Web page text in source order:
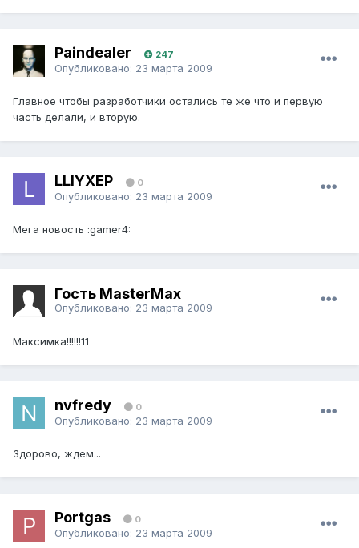
Paindealer 247
Опубликовано: 23 марта 2009
Главное чтобы разработчики остались те же что и первую
часть делали, и вторую.
LLIYXEP 0
Опубликовано: 23 марта 2009
Мега новость :gamer4:
Гость MasterMax
Опубликовано: 23 марта 2009
Максимка!!!!!!11
nvfredy 0
Опубликовано: 23 марта 2009
Здорово, ждем...
Portgas 0
Опубликовано: 23 марта 2009